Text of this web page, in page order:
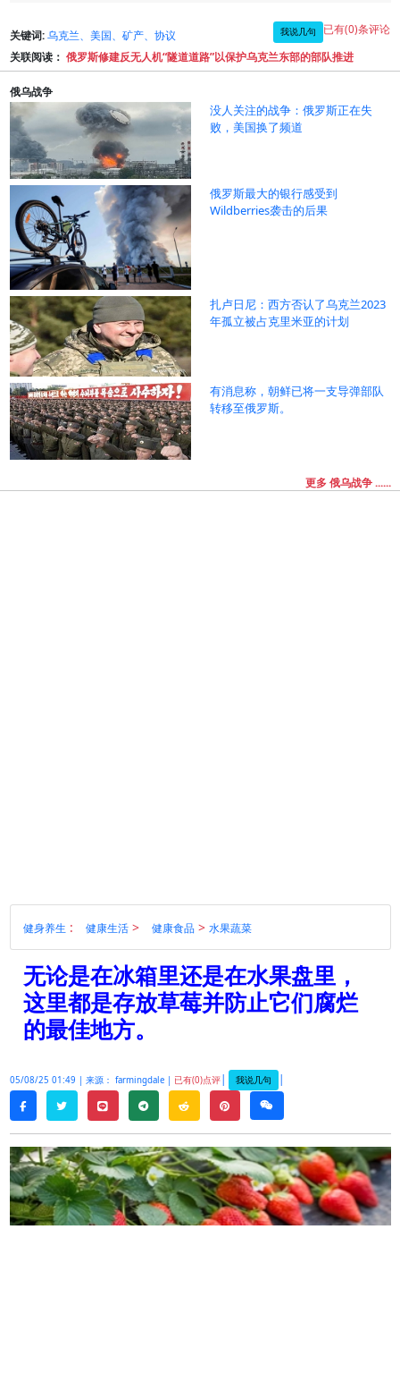
关键词: 乌克兰、美国、矿产、协议 我说几句 已有(0)条评论
关联阅读： 俄罗斯修建反无人机“隧道道路”以保护乌克兰东部的部队推进
俄乌战争
没人关注的战争：俄罗斯正在失
败，美国换了频道
俄罗斯最大的银行感受到
Wildberries袭击的后果
扎卢日尼：西方否认了乌克兰2023
年孤立被占克里米亚的计划
有消息称，朝鲜已将一支导弹部队
转移至俄罗斯。
更多 俄乌战争 ......
健身养生 : 健康生活> 健康食品 > 水果蔬菜
无论是在冰箱里还是在水果盘里，
这里都是存放草莓并防止它们腐烂
的最佳地方。
05/08/25 01:49 | 来源： farmingdale | 已有(0)点评| 我说几句 |
facebooktwitterline telegramreddit pinterestweixin